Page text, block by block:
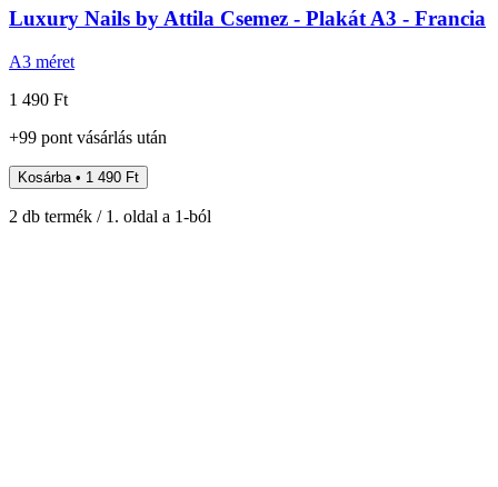
Luxury Nails by Attila Csemez - Plakát A3 - Francia
A3 méret
1 490 Ft
+99 pont vásárlás után
Kosárba • 1 490 Ft
2 db termék / 1 . oldal a 1-ból